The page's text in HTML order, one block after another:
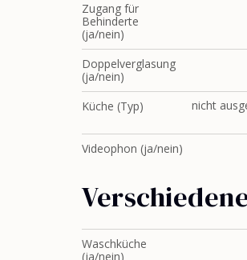
Zugang für
Behinderte
(ja/nein)
Doppelverglasung
(ja/nein)
Küche (Typ) nicht
Videophon (ja/nein)
Waschküche
(ja/nein)